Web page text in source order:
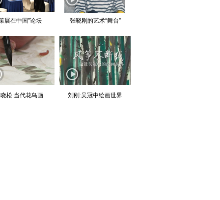
展在中国”论坛 张晓刚的艺术“舞台”
松:当代花鸟画 刘刚:吴冠中绘画世界